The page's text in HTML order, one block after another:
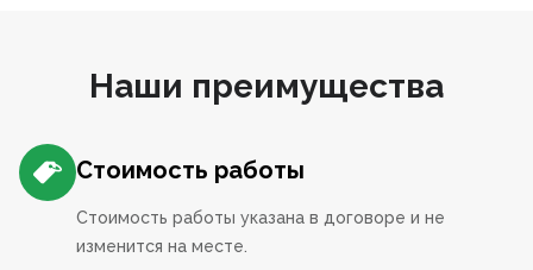
Наши преимущества
Стоимость работы
Стоимость работы указана в договоре и не
изменится на месте.